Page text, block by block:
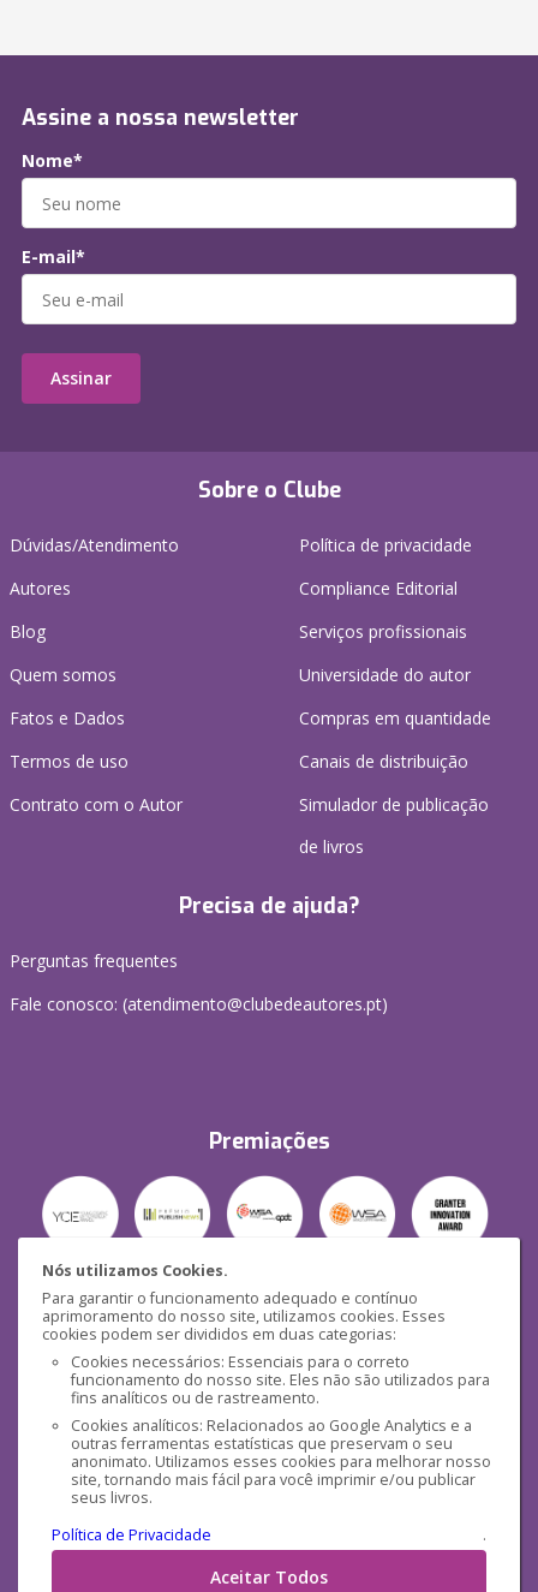
Nós utilizamos Cookies.
Para garantir o funcionamento adequado e contínuo
aprimoramento do nosso site, utilizamos cookies. Esses
cookies podem ser divididos em duas categorias:
Cookies necessários: Essenciais para o correto
funcionamento do nosso site. Eles não são utilizados para
fins analíticos ou de rastreamento.
Cookies analíticos: Relacionados ao Google Analytics e a
outras ferramentas estatísticas que preservam o seu
anonimato. Utilizamos esses cookies para melhorar nosso
site, tornando mais fácil para você imprimir e/ou publicar
seus livros.
Política de Privacidade
.
Aceitar Todos
Sobre o Clube
Dúvidas/Atendimento
Autores
Blog
Quem somos
Fatos e Dados
Termos de uso
Contrato com o Autor
Política de privacidade
Compliance Editorial
Serviços profissionais
Universidade do autor
Compras em quantidade
Canais de distribuição
Simulador de publicação
de livros
Precisa de ajuda?
Perguntas frequentes
Fale conosco: (atendimento@clubedeautores.pt)
Premiações
Segurança
Mídias Sociais
Assine a nossa newsletter
Nome*
E-mail*
Assinar